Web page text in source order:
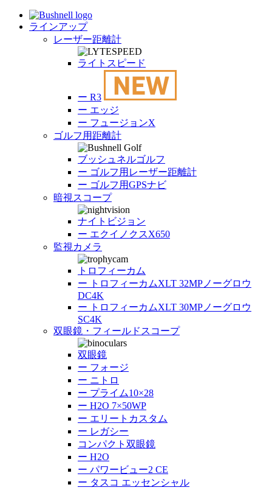
ラインアップ
レーザー距離計
ライトスピード
ー R3
ー エッジ
ー フュージョンX
ゴルフ用距離計
ブッシュネルゴルフ
ー ゴルフ用レーザー距離計
ー ゴルフ用GPSナビ
暗視スコープ
ナイトビジョン
ー エクイノクスX650
監視カメラ
トロフィーカム
ー トロフィーカムXLT 32MPノーグロウ
DC4K
ー トロフィーカムXLT 30MPノーグロウ
SC4K
双眼鏡・フィールドスコープ
双眼鏡
ー フォージ
ー ニトロ
ー プライム10×28
ー H2O 7×50WP
ー エリートカスタム
ー レガシー
コンパクト双眼鏡
ー H2O
ー パワービュー2 CE
ー タスコ エッセンシャル